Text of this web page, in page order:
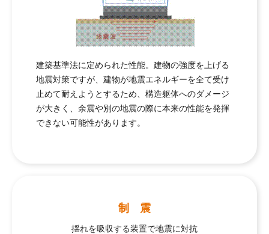
建築基準法に定められた性能。建物の強度を上げる
地震対策ですが、建物が地震エネルギーを全て受け
止めて耐えようとするため、構造躯体へのダメージ
が大きく、余震や別の地震の際に本来の性能を発揮
できない可能性があります。
制 震
揺れを吸収する装置で地震に対抗